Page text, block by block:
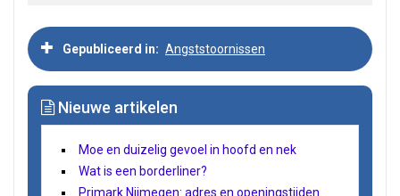
Gepubliceerd in Angststoornissen
Nieuwe artikelen
Moe en duizelig gevoel in hoofd en nek
Wat is een borderliner?
Primark Nijmegen: adres en openingstijden